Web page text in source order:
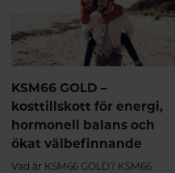
KSM66 GOLD –
kosttillskott för energi,
hormonell balans och
ökat välbefinnande
Vad är KSM66 GOLD? KSM66